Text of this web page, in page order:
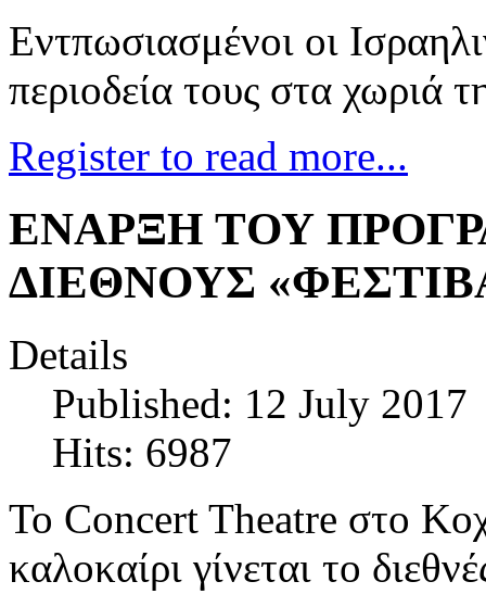
Εντπωσιασμένοι οι
περιοδεία τους στα χωριά
Register to read more...
ΕΝΑΡΞΗ TΟΥ
ΔΙΕΘΝΟΥΣ
Details
Published: 12 July 2017
Hits: 6987
Το Concert Theatre στο
καλοκαίρι γίνεται το